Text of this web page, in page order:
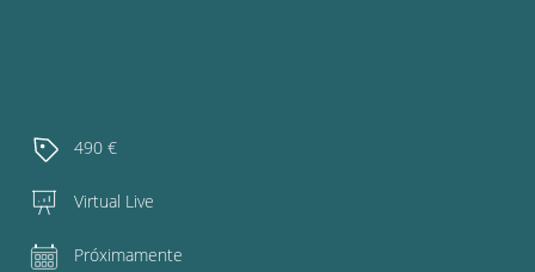
490 €
Virtual Live
Próximamente